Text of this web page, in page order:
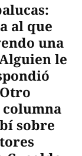
al que
una
le
columna
sobre